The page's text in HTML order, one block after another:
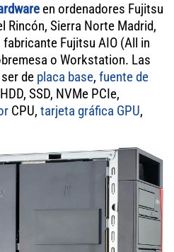
en ordenadores Fujitsu
Rincón, Sierra Norte Madrid,
Fujitsu AIO (All in
o Workstation. Las
de placa base, fuente de
HDD, SSD, NVMe PCIe,
CPU, tarjeta gráfica GPU,